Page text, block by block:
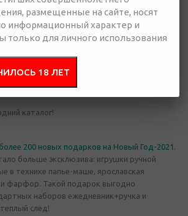
каталог!
более 200 новых подарков на Новый Год-2021 .
больше эксклюзива: игрушки ручной
в технике папье-маше, ярославская
и фарфор. Такой подарок выгодно
наборов ежедневник+ручка и
след!
размещенные на сайте, носят
информационный характер и
только для личного использования
18 ЛЕТ